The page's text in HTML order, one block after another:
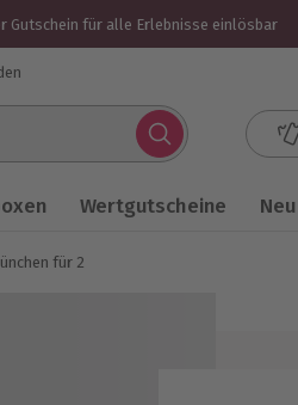
Gutschein für alle Erlebnisse einlösbar
Wertgutscheine Neu
für 2